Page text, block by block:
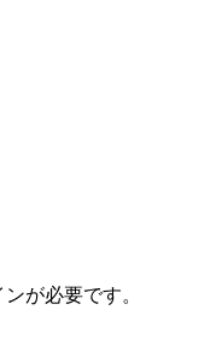
が必要です。